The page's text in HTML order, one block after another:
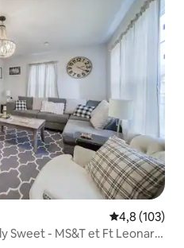
Évaluation
4,8 (103)
Sweet - MS&T et Ft Leonard